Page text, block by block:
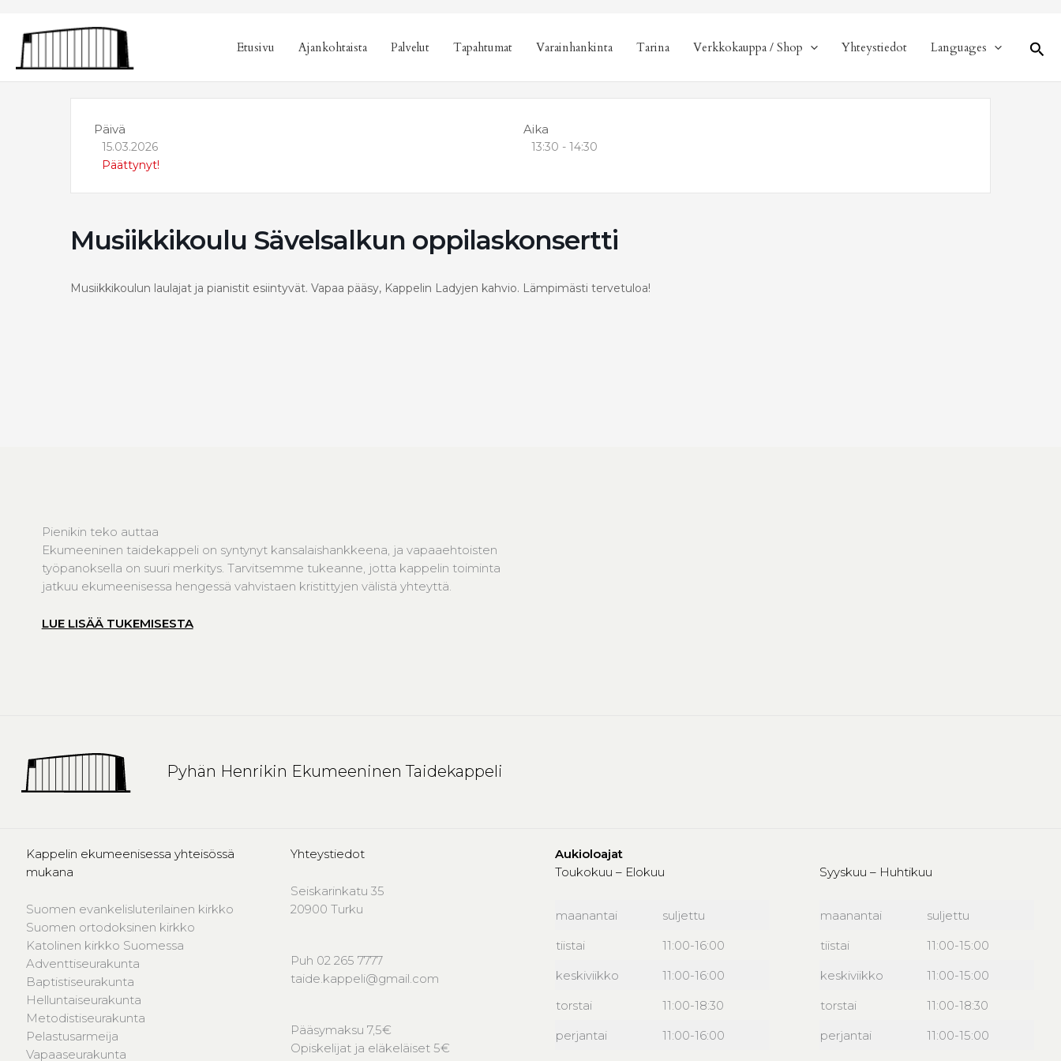
Etusivu Ajankohtaista Palvelut Tapahtumat Varainhankinta Tarina Verkkokauppa / Shop Yhteystiedot Languages Hae
Päivä
15.03.2026
Päättynyt!
Aika
13:30 - 14:30
Musiikkikoulu Sävelsalkun oppilaskonsertti
Musiikkikoulun laulajat ja pianistit esiintyvät. Vapaa pääsy, Kappelin Ladyjen kahvio. Lämpimästi tervetuloa!
Pienikin teko auttaa
Ekumeeninen taidekappeli on syntynyt kansalaishankkeena, ja vapaaehtoisten
työpanoksella on suuri merkitys. Tarvitsemme tukeanne, jotta kappelin toiminta
jatkuu ekumeenisessa hengessä vahvistaen kristittyjen välistä yhteyttä.
LUE LISÄÄ TUKEMISESTA
Pyhän Henrikin Ekumeeninen Taidekappeli
Kappelin ekumeenisessa yhteisössä
mukana
Suomen evankelisluterilainen kirkko
Suomen ortodoksinen kirkko
Katolinen kirkko Suomessa
Adventtiseurakunta
Baptistiseurakunta
Helluntaiseurakunta
Metodistiseurakunta
Pelastusarmeija
Vapaaseurakunta
Yhteystiedot
Seiskarinkatu 35
20900 Turku
Puh 02 265 7777
taide.kappeli@gmail.com
Pääsymaksu 7,5€
Opiskelijat ja eläkeläiset 5€
Aukioloajat
Toukokuu – Elokuu
maanantai
suljettu
tiistai
11:00-16:00
keskiviikko
11:00-16:00
torstai
11:00-18:30
perjantai
11:00-16:00
Syyskuu – Huhtikuu
maanantai
suljettu
tiistai
11:00-15:00
keskiviikko
11:00-15:00
torstai
11:00-18:30
perjantai
11:00-15:00